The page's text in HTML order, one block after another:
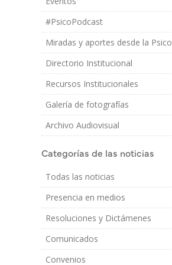
#PsicoPodcast
Miradas y aportes desde la
Directorio Institucional
Recursos Institucionales
Galería de fotografías
Archivo Audiovisual
Categorías de las noticias
Todas las noticias
Presencia en medios
Resoluciones y Dictámenes
Comunicados
Convenios